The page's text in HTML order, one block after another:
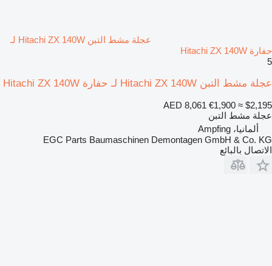
عجلة مشط التبن Hitachi ZX 140W لـ
حفارة Hitachi ZX 140W
5
عجلة مشط التبن Hitachi ZX 140W لـ حفارة Hitachi ZX 140W
AED 8,061 €1,900 ≈ $2,195
عجلة مشط التبن
ألمانيا، Ampfing
EGC Parts Baumaschinen Demontagen GmbH & Co. KG
الاتصال بالبائع